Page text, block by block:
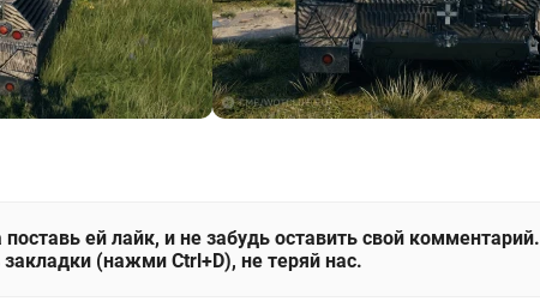
поставь ей лайк, и не забудь оставить свой комментарий.
(нажми Ctrl+D), не теряй нас.